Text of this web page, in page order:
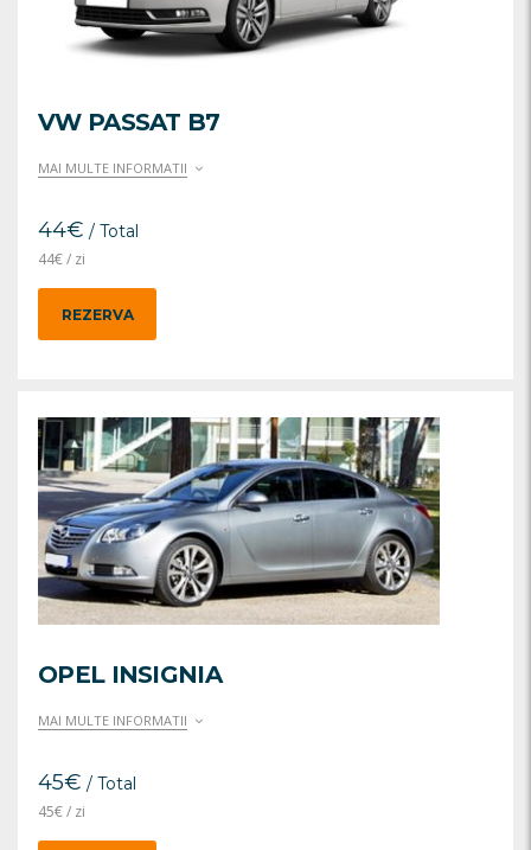
VW PASSAT B7
MAI MULTE INFORMATII
44€ / Total
44€/ zi
REZERVA
OPEL INSIGNIA
MAI MULTE INFORMATII
45€ / Total
45€/ zi